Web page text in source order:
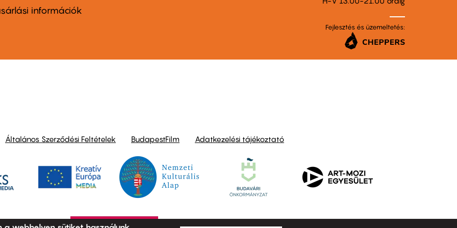
információk
Fejlesztés és üzemeltetés:
Általános Szerződési Feltételek BudapestFilm Adatkezelési tájékoztató